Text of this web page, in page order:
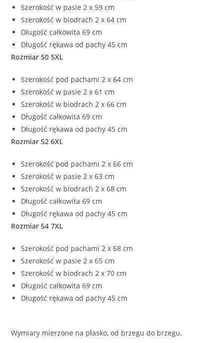
Szerokość w pasie 2 x 59 cm
Szerokość w biodrach 2 x 64 cm
Długość całkowita 69 cm
Długość rękawa od pachy 45 cm
Rozmiar 50 5XL
Szerokość pod pachami 2 x 64 cm
Szerokość w pasie 2 x 61 cm
Szerokość w biodrach 2 x 66 cm
Długość całkowita 69 cm
Długość rękawa od pachy 45 cm
Rozmiar 52 6XL
Szerokość pod pachami 2 x 66 cm
Szerokość w pasie 2 x 63 cm
Szerokość w biodrach 2 x 68 cm
Długość całkowita 69 cm
Długość rękawa od pachy 45 cm
Rozmiar 54 7XL
Szerokość pod pachami 2 x 68 cm
Szerokość w pasie 2 x 65 cm
Szerokość w biodrach 2 x 70 cm
Długość całkowita 69 cm
Długość rękawa od pachy 45 cm
Wymiary mierzone na płasko, od brzegu do brzegu.